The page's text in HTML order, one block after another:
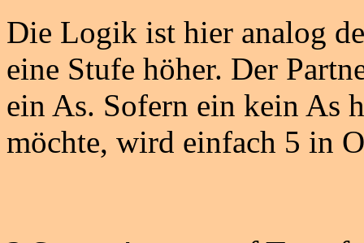
Die Logik ist hier analog
eine Stufe höher. Der
ein As. Sofern ein kein As
möchte, wird einfach 5 in